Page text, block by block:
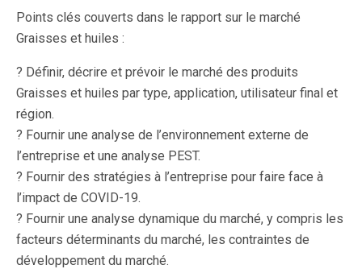
Points clés couverts dans le rapport sur le marché
Graisses et huiles :
? Définir, décrire et prévoir le marché des produits
Graisses et huiles par type, application, utilisateur final et
région.
? Fournir une analyse de l’environnement externe de
l’entreprise et une analyse PEST.
? Fournir des stratégies à l’entreprise pour faire face à
l’impact de COVID-19.
? Fournir une analyse dynamique du marché, y compris les
facteurs déterminants du marché, les contraintes de
développement du marché.